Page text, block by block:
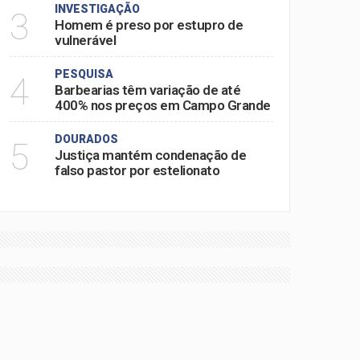
3 INVESTIGAÇÃO
Homem é preso por estupro de
vulnerável
4 PESQUISA
Barbearias têm variação de até
400% nos preços em Campo Grande
5 DOURADOS
Justiça mantém condenação de
falso pastor por estelionato